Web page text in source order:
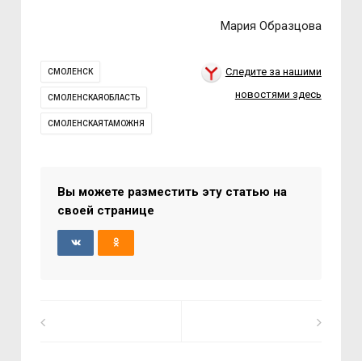
Мария Образцова
СМОЛЕНСК
СМОЛЕНСКАЯОБЛАСТЬ
СМОЛЕНСКАЯТАМОЖНЯ
Следите за нашими
новостями здесь
Вы можете разместить эту статью на
своей странице